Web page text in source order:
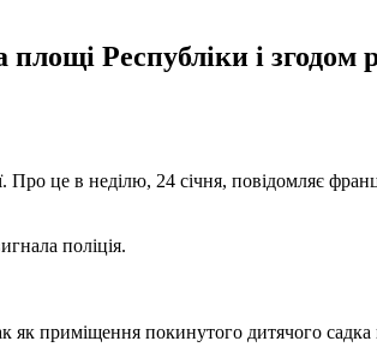
Республіки і згодом
це в неділю, 24 січня, повідомляє
поліція.
як приміщення покинутого дитячого садка